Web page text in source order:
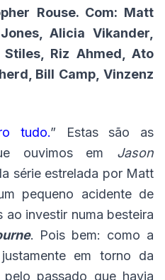
Rouse. Com: Matt
Alicia Vikander,
Riz Ahmed, Ato
Bill Camp, Vinzenz
tudo.” Estas são as
ouvimos em Jason
série estrelada por Matt
pequeno acidente de
ao investir numa besteira
. Pois bem: como a
em torno da
passado que havia